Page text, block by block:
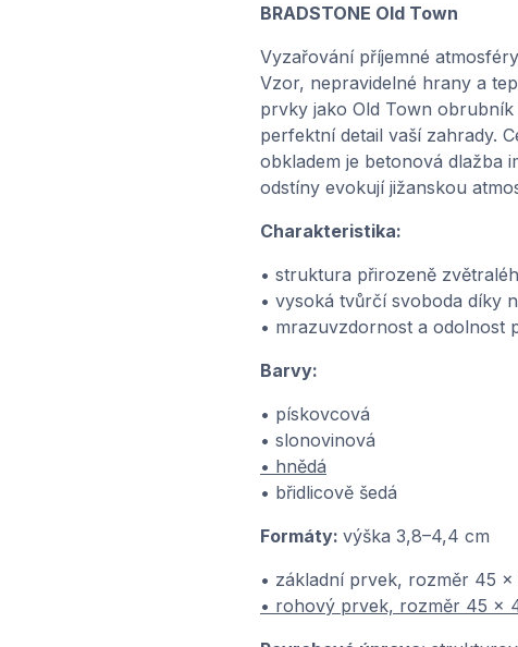
BRADSTONE Old Town
Vyzařování příjemné
Vzor, nepravidelné hrany a
prvky jako Old Town
perfektní detail vaší zahrady.
obkladem je betonová dlažba
odstíny evokují jižanskou
Charakteristika:
• struktura přirozeně
• vysoká tvůrčí svoboda díky
• mrazuvzdornost a odolnost
Barvy:
• pískovcová
• slonovinová
• hnědá
• břidlicově šedá
Formáty: výška 3,8–4,4 cm
• základní prvek, rozměr 45 x
• rohový prvek, rozměr 45 x